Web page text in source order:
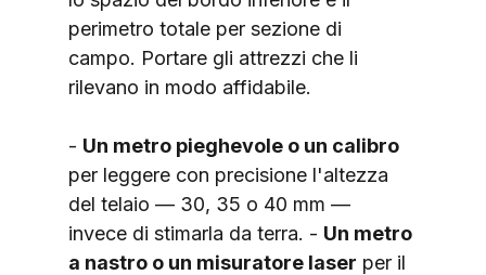
perimetro totale per sezione di
campo. Portare gli attrezzi che li
rilevano in modo affidabile.
- Un metro pieghevole o un calibro
per leggere con precisione l'altezza
del telaio — 30, 35 o 40 mm —
invece di stimarla da terra. - Un metro
a nastro o un misuratore laser per il